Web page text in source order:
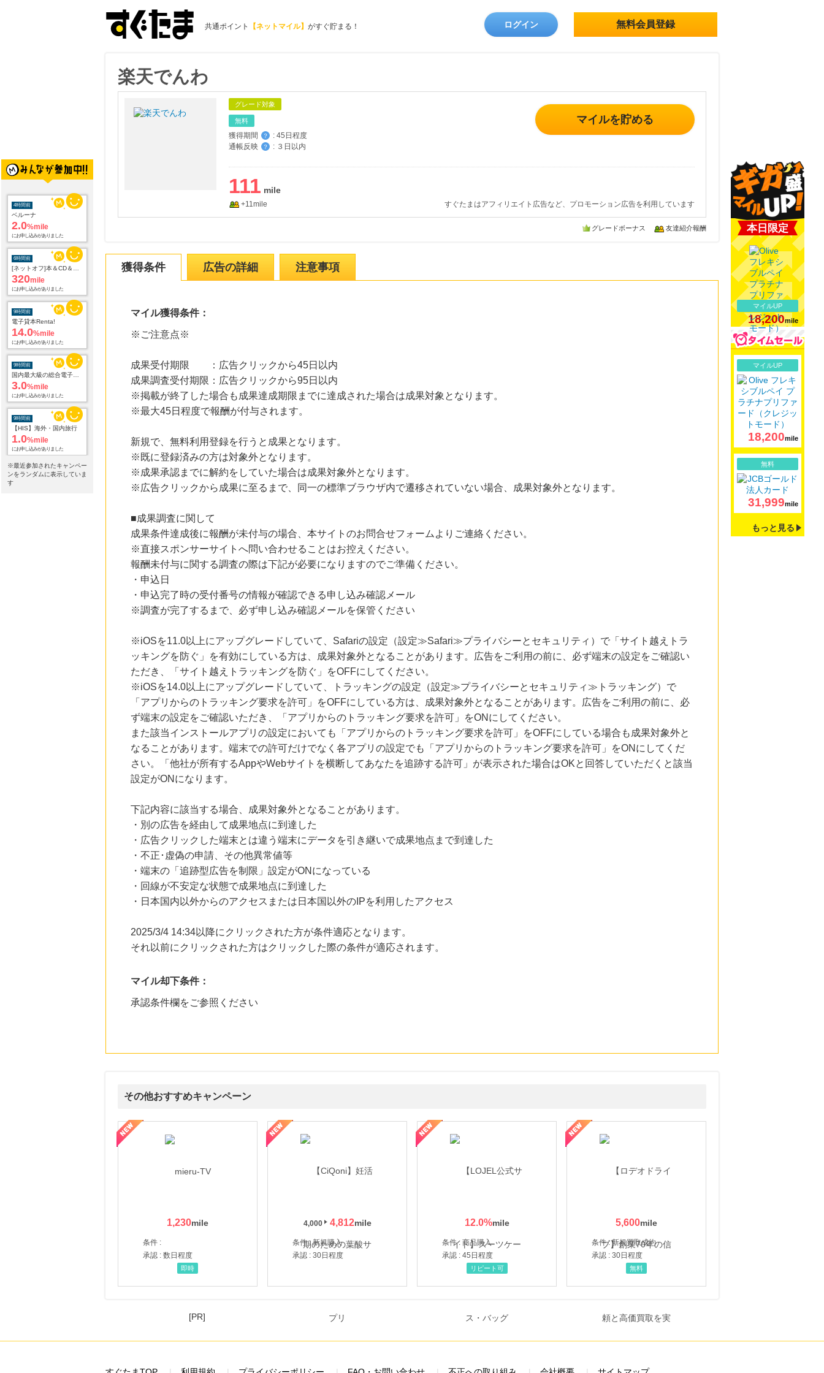
共通ポイント 【ネットマイル】 がすぐ貯まる！ ログイン 無料会員登録
4時間前
ベルーナ
2.0%mile
にお申し込みがありました
6時間前
320mile
にお申し込みがありました
9時間前
電子貸本Renta!
14.0%mile
にお申し込みがありました
9時間前
3.0%mile
にお申し込みがありました
9時間前
【HIS】海外・国内旅行
1.0%mile
にお申し込みがありました
9時間前
Yahoo!ショッピング
※最近参加されたキャンペー
ンをランダムに表示していま
す
楽天でんわ
グレード対象
無料
獲得期間 ？ : 45日程度
通帳反映
？ : ３日以内
マイルを貯める
111
+11mile すぐたまはアフィリエイト広告など、プロモーション広告を利用しています
グレードボーナス 友達紹介報酬
獲得条件 広告の詳細 注意事項
マイル獲得条件：
※ご注意点※
成果受付期限 ：広告クリックから45日以内
成果調査受付期限：広告クリックから95日以内
※掲載が終了した場合も成果達成期限までに達成された場合は成果対象となります。
※最大45日程度で報酬が付与されます。
新規で、無料利用登録を行うと成果となります。
※既に登録済みの方は対象外となります。
※成果承認までに解約をしていた場合は成果対象外となります。
※広告クリックから成果に至るまで、同一の標準ブラウザ内で遷移されていない場合、成果対象外となります。
■成果調査に関して
成果条件達成後に報酬が未付与の場合、本サイトのお問合せフォームよりご連絡ください。
※直接スポンサーサイトへ問い合わせることはお控えください。
報酬未付与に関する調査の際は下記が必要になりますのでご準備ください。
・申込日
・申込完了時の受付番号の情報が確認できる申し込み確認メール
※調査が完了するまで、必ず申し込み確認メールを保管ください
※iOSを11.0以上にアップグレードしていて、Safariの設定（設定≫Safari≫プライバシーとセキュリティ）で「サイト越えトラ
ッキングを防ぐ」を有効にしている方は、成果対象外となることがあります。広告をご利用の前に、必ず端末の設定をご確認い
ただき、「サイト越えトラッキングを防ぐ」をOFFにしてください。
※iOSを14.0以上にアップグレードしていて、トラッキングの設定（設定≫プライバシーとセキュリティ≫トラッキング）で
「アプリからのトラッキング要求を許可」をOFFにしている方は、成果対象外となることがあります。広告をご利用の前に、必
ず端末の設定をご確認いただき、「アプリからのトラッキング要求を許可」をONにしてください。
また該当インストールアプリの設定においても「アプリからのトラッキング要求を許可」をOFFにしている場合も成果対象外と
なることがあります。端末での許可だけでなく各アプリの設定でも「アプリからのトラッキング要求を許可」をONにしてくだ
さい。「他社が所有するAppやWebサイトを横断してあなたを追跡する許可」が表示された場合はOKと回答していただくと該当
設定がONになります。
下記内容に該当する場合、成果対象外となることがあります。
・別の広告を経由して成果地点に到達した
・広告クリックした端末とは違う端末にデータを引き継いで成果地点まで到達した
・不正･虚偽の申請、その他異常値等
・端末の「追跡型広告を制限」設定がONになっている
・回線が不安定な状態で成果地点に到達した
・日本国内以外からのアクセスまたは日本国以外のIPを利用したアクセス
2025/3/4 14:34以降にクリックされた方が条件適応となります。
それ以前にクリックされた方はクリックした際の条件が適応されます。
マイル却下条件：
承認条件欄をご参照ください
その他おすすめキャンペーン
1,230
条件 :
承認 : 数日程度
即時
4,000 4,812
条件 : 新規購入
承認 : 30日程度
12.0%
条件 : 商品購入
承認 : 45日程度
【LOJEL公式サイト】スーツケース・バッグ
リピート可
5,600
条件 : 新規買取成約
承認 : 30日程度
【ロデオドライブ】創業70年の信頼と高価買取を実現！ブランド品・貴金属の無料査定
無料
本日限定
マイルUP
18,200mile
マイルUP
18,200mile
無料
31,999mile
もっと見る
[PR]